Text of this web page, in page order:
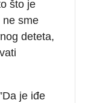
što je
ne sme
deteta,
je iđe